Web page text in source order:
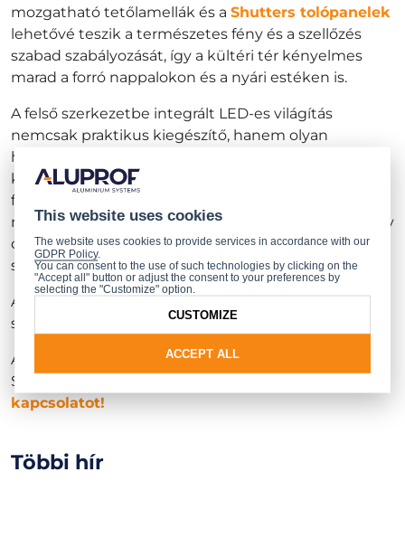
mozgatható tetőlamellák és a Shutters tolópanelek
lehetővé teszik a természetes fény és a szellőzés
szabad szabályozását, így a kültéri tér kényelmes
marad a forró nappalokon és a nyári estéken is.
A felső szerkezetbe integrált LED-es világítás
nemcsak praktikus kiegészítő, hanem olyan
hangulatteremtő elem is, amely sötétedés után
különleges atmoszférát biztosít a teraszon. A meleg
fény támogatja a kikapcsolódást, és a teraszt a
nappali természetes meghosszabbításává teszi – egy
olyan hellyé, ahol szívesen töltjük az időt az egész
szezon során.
A LED-es világítás helyett választható hősugárzó is,
szintén 1 eurós áron.
A promóció részletes feltételeia linken
Szeretne többet megtudni?
kapcsolatot!
Többi hír
This website uses cookies
The website uses cookies to provide services in accordance with our
GDPR Policy.
You can consent to the use of such technologies by clicking on the
"Accept all" button or adjust the consent to your preferences by
selecting the "Customize" option.
ACCEPT ALL
CUSTOMIZE